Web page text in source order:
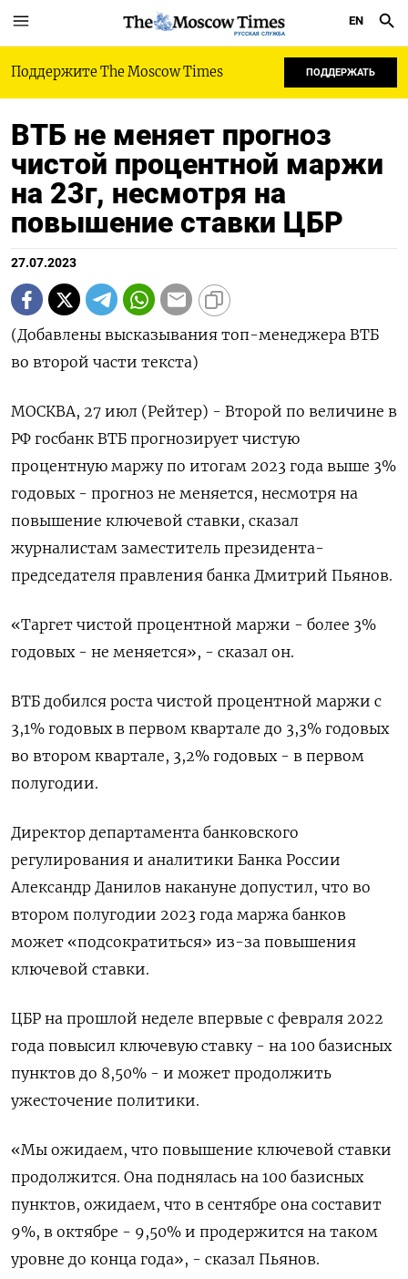
РУССКАЯ СЛУЖБА
EN
Поддержите The Moscow Times ПОДДЕРЖАТЬ
ВТБ не меняет прогноз
чистой процентной маржи
на 23г, несмотря на
повышение ставки ЦБР
27.07.2023
(Добавлены высказывания топ-менеджера ВТБ
во второй части текста)
МОСКВА, 27 июл (Рейтер) - Второй по величине в
РФ госбанк ВТБ прогнозирует чистую
процентную маржу по итогам 2023 года выше 3%
годовых - прогноз не меняется, несмотря на
повышение ключевой ставки, сказал
журналистам заместитель президента-
председателя правления банка Дмитрий Пьянов.
«Таргет чистой процентной маржи - более 3%
годовых - не меняется», - сказал он.
ВТБ добился роста чистой процентной маржи с
3,1% годовых в первом квартале до 3,3% годовых
во втором квартале, 3,2% годовых - в первом
полугодии.
Директор департамента банковского
регулирования и аналитики Банка России
Александр Данилов накануне допустил, что во
втором полугодии 2023 года маржа банков
может «подсократиться» из-за повышения
ключевой ставки.
ЦБР на прошлой неделе впервые с февраля 2022
года повысил ключевую ставку - на 100 базисных
пунктов до 8,50% - и может продолжить
ужесточение политики.
«Мы ожидаем, что повышение ключевой ставки
продолжится. Она поднялась на 100 базисных
пунктов, ожидаем, что в сентябре она составит
9%, в октябре - 9,50% и продержится на таком
уровне до конца года», - сказал Пьянов.